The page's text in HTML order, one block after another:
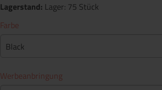
Lagerstand: Lager: 75 Stück
Farbe
Black
Werbeanbringung